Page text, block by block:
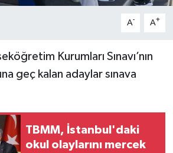
A- A+
Kurumları Sınavı’nın
geç kalan adaylar sınava
TBMM, İstanbul'daki
okul olaylarını mercek